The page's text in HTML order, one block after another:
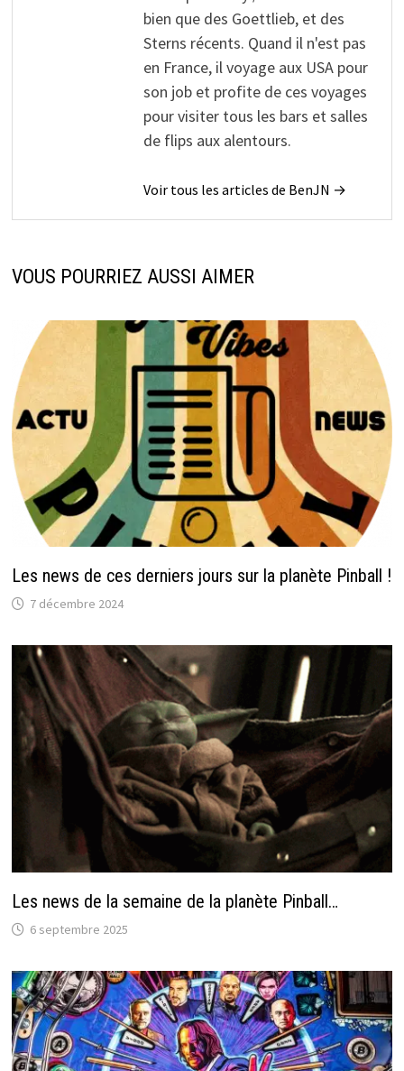
bien que des Goettlieb, et des
Sterns récents. Quand il n'est pas
en France, il voyage aux USA pour
son job et profite de ces voyages
pour visiter tous les bars et salles
de flips aux alentours.
Voir tous les articles de BenJN →
VOUS POURRIEZ AUSSI AIMER
Les news de ces derniers jours sur la planète Pinball !
7 décembre 2024
Les news de la semaine de la planète Pinball…
6 septembre 2025